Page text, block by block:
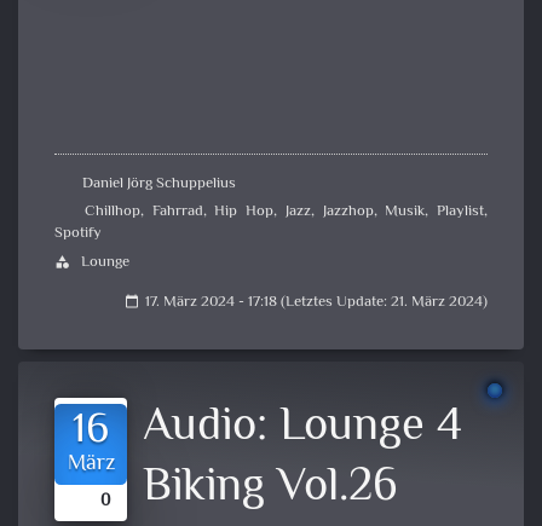
Daniel Jörg Schuppelius
Chillhop, Fahrrad,Hip Hop, Jazz, Jazzhop, Musik,Playlist,
Spotify
category Lounge
calendar_today 17. März 2024 - 17:18 (Letztes Update: 21. März 2024)
16
März
0
Audio: Lounge 4
Biking Vol.26